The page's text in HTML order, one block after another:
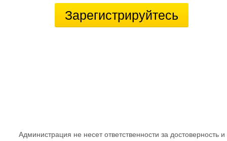
Зарегистрируйтесь
Администрация не несет ответственности за достоверность и